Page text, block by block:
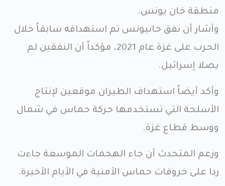
منطقة خان يونس.
وأشار أن نفق خانيونس تم استهدافه سابقاً خلال
الحرب على غزة عام 2021، مؤكداً أن النفقين لم
يصلا إسرائيل.
وأكد أيضاً استهداف الطيران موقعين لإنتاج
الأسلحة التي تستخدمها حركة حماس في شمال
ووسط قطاع غزة.
وزعم المتحدث أن جاء الهجمات الموسعة جاءت
ردا على خروقات حماس الأمنية في الأيام الأخيرة.